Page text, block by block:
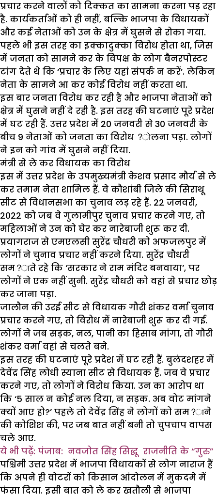
प्रचार करने वालों को दिक्कत का सामना करना पड़ रहा
है. कार्यकर्ताओं को ही नहीं, बल्कि भाजपा के विधायकों
और कई नेताओं को उन के क्षेत्र में घुसने से रोका गया.
पहले भी इस तरह का इक्कादुक्का विरोध होता था, जिस
में जनता को सामने कर के विपक्ष के लोग बैनरपोस्टर
टांग देते थे कि ‘प्रचार के लिए यहां संपर्क न करें’. लेकिन
नेता के सामने आ कर कोई विरोध नहीं करता था.
इस बार जनता विरोध कर रही है और भाजपा नेताओं को
क्षेत्र में घुसने नहीं दे रही है. इस तरह की घटनाएं पूरे प्रदेश
में घट रही हैं. उत्तर प्रदेश में 20 जनवरी से 30 जनवरी के
बीच 9 नेताओं को जनता का विरोध ?ोलना पड़ा. लोगों
ने इन को गांव में घुसने नहीं दिया.
मंत्री से ले कर विधायक का विरोध
इस में उत्तर प्रदेश के उपमुख्यमंत्री केशव प्रसाद मौर्य से ले
कर तमाम नेता शामिल हैं. वे कौशांबी जिले की सिराथू
सीट से विधानसभा का चुनाव लड़ रहे हैं. 22 जनवरी,
2022 को जब वे गुलामीपुर चुनाव प्रचार करने गए, तो
महिलाओं ने उन को घेर कर नारेबाजी शुरू कर दी.
प्रयागराज से एमएलसी सुरेंद्र चौधरी को अफजलपुर में
लोगों ने चुनाव प्रचार नहीं करने दिया. सुरेंद्र चौधरी
सम?ाते रहे कि ‘सरकार ने राम मंदिर बनवाया’, पर
लोगों ने एक नहीं सुनी. सुरेंद्र चौधरी को वहां से प्रचार छोड़
कर जाना पड़ा.
जालौन की उरई सीट से विधायक गौरी शंकर वर्मा चुनाव
प्रचार करने गए, तो विरोध में नारेबाजी शुरू कर दी गई.
लोगों ने जब सड़क, नल, पानी का हिसाब मांगा, तो गौरी
शंकर वर्मा वहां से चलते बने.
इस तरह की घटनाएं पूरे प्रदेश में घट रही हैं. बुलंदशहर में
देवेंद्र सिंह लोधी स्याना सीट से विधायक हैं. जब वे प्रचार
करने गए, तो लोगों ने विरोध किया. उन का आरोप था
कि ‘5 साल न कोई नल दिया, न सड़क. अब वोट मांगने
क्यों आए हो?’ पहले तो देवेंद्र सिंह ने लोगों को सम?ाने
की कोशिश की, पर जब बात नहीं बनी तो चुपचाप वापस
चले आए.
ये भी पढ़ें: पंजाब: नवजोत सिंह सिद्धू राजनीति के “गुरु”
पश्चिमी उत्तर प्रदेश में भाजपा विधायकों से लोग नाराज हैं
कि अपने ही वोटरों को किसान आंदोलन में मुकदमे में
फंसा दिया. इसी बात को ले कर खतौली से भाजपा